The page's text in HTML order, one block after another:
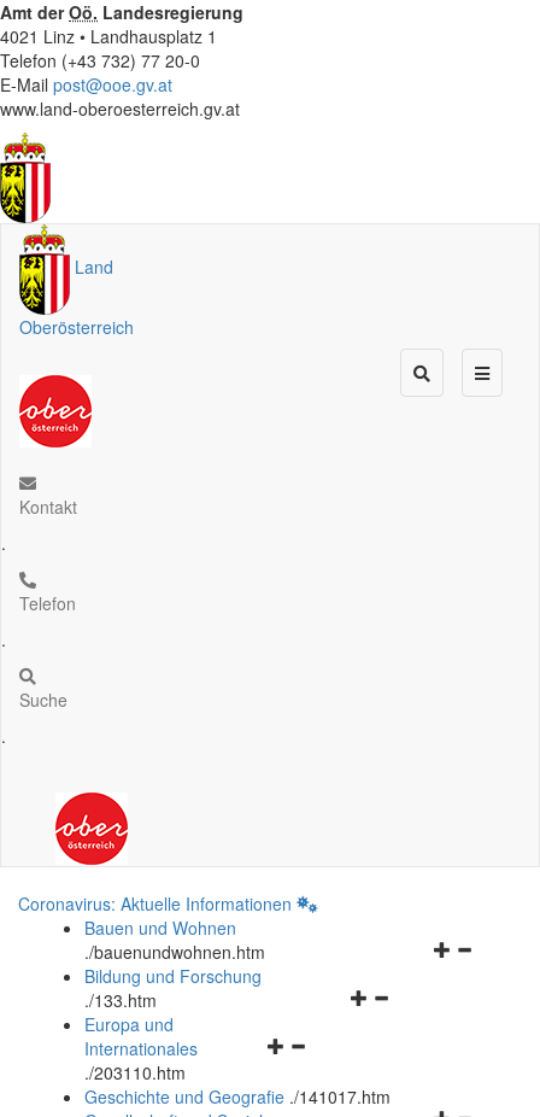
Amt derOö. Landesregierung
4021 Linz • Landhausplatz 1
Telefon (+43 732) 77 20-0
E-Mail post@ooe.gv.at
www.land-oberoesterreich.gv.at
Land
Oberösterreich
Kontakt
.
Telefon
.
Suche
.
Coronavirus: Aktuelle Informationen
Bauen und Wohnen
./bauenundwohnen.htm
Navigationsmenü
Bildung und Forschung
./133.htm
Navigationsmenü
und
Europa und
Internationales
./203110.htm
Geschichte und Geografie ./141017.htm